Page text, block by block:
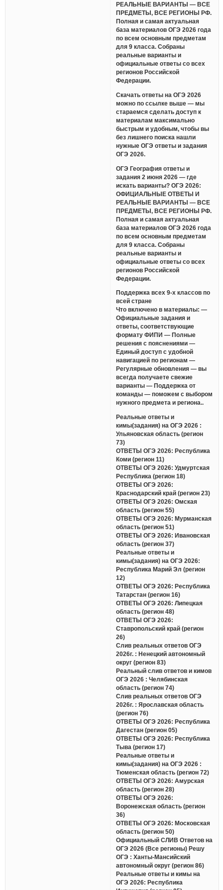
РЕАЛЬНЫЕ ВАРИАНТЫ — ВСЕ
ПРЕДМЕТЫ, ВСЕ РЕГИОНЫ РФ.
Полная и самая актуальная
база материалов ОГЭ 2026 года
по всем основным предметам
для 9 класса. Собраны
реальные варианты и
официальные ответы со всех
регионов Российской
Федерации.
Скачать ответы на ОГЭ 2026
можно по ссылке выше — мы
стараемся сделать доступ к
материалам максимально
быстрым и удобным, чтобы вы
без лишнего поиска нашли
нужные ОГЭ ответы и задания
ОГЭ 2026.
ОГЭ География ответы и
задания 2 июня 2026 — где
искать варианты? ОГЭ 2026:
ОФИЦИАЛЬНЫЕ ОТВЕТЫ И
РЕАЛЬНЫЕ ВАРИАНТЫ — ВСЕ
ПРЕДМЕТЫ, ВСЕ РЕГИОНЫ РФ.
Полная и самая актуальная
база материалов ОГЭ 2026 года
по всем основным предметам
для 9 класса. Собраны
реальные варианты и
официальные ответы со всех
регионов Российской
Федерации.
Поддержка всех 9-х классов по
всей стране
Что включено в материалы: —
Официальные задания и
ответы, соответствующие
формату ФИПИ — Полные
решения с пояснениями —
Единый доступ с удобной
навигацией по регионам —
Регулярные обновления — вы
всегда получаете свежие
варианты — Поддержка от
команды — поможем с выбором
нужного предмета и региона..
Реальные ответы и
кимы(задания) на ОГЭ 2026 :
Ульяновская область (регион
73)
ОТВЕТЫ ОГЭ 2026: Республика
Коми (регион 11)
ОТВЕТЫ ОГЭ 2026: Удмуртская
Республика (регион 18)
ОТВЕТЫ ОГЭ 2026:
Краснодарский край (регион 23)
ОТВЕТЫ ОГЭ 2026: Омская
область (регион 55)
ОТВЕТЫ ОГЭ 2026: Мурманская
область (регион 51)
ОТВЕТЫ ОГЭ 2026: Ивановская
область (регион 37)
Реальные ответы и
кимы(задания) на ОГЭ 2026:
Республика Марий Эл (регион
12)
ОТВЕТЫ ОГЭ 2026: Республика
Татарстан (регион 16)
ОТВЕТЫ ОГЭ 2026: Липецкая
область (регион 48)
ОТВЕТЫ ОГЭ 2026:
Ставропольский край (регион
26)
Слив реальных ответов ОГЭ
2026г. : Ненецкий автономный
округ (регион 83)
Реальный слив ответов и кимов
ОГЭ 2026 : Челябинская
область (регион 74)
Слив реальных ответов ОГЭ
2026г. : Ярославская область
(регион 76)
ОТВЕТЫ ОГЭ 2026: Республика
Дагестан (регион 05)
ОТВЕТЫ ОГЭ 2026: Республика
Тыва (регион 17)
Реальные ответы и
кимы(задания) на ОГЭ 2026 :
Тюменская область (регион 72)
ОТВЕТЫ ОГЭ 2026: Амурская
область (регион 28)
ОТВЕТЫ ОГЭ 2026:
Воронежская область (регион
36)
ОТВЕТЫ ОГЭ 2026: Московская
область (регион 50)
Официальный СЛИВ Ответов на
ОГЭ 2026 (Все регионы) Решу
ОГЭ : Ханты-Мансийский
автономный округ (регион 86)
Реальные ответы и кимы на
ОГЭ 2026: Республика